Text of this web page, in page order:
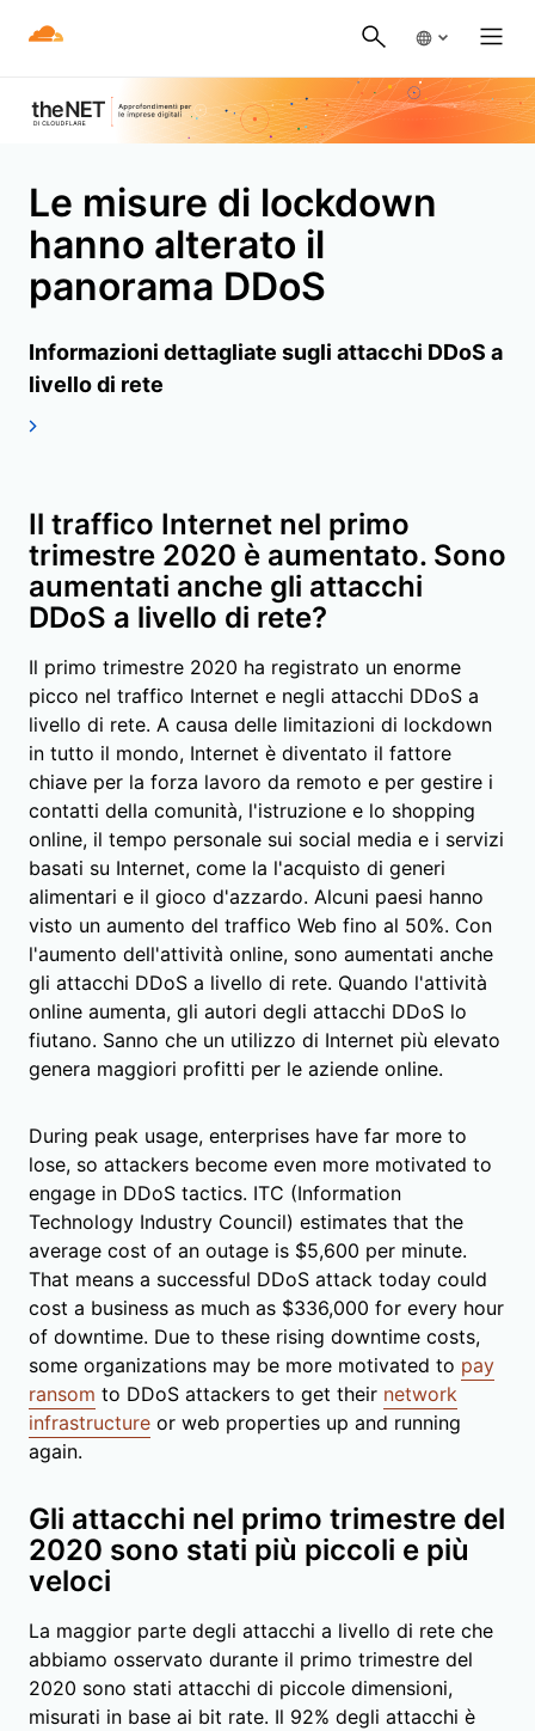
Le misure di lockdown
hanno alterato il
panorama DDoS
Informazioni dettagliate sugli attacchi DDoS a
livello di rete
Il traffico Internet nel primo
trimestre 2020 è aumentato. Sono
aumentati anche gli attacchi
DDoS a livello di rete?
Il primo trimestre 2020 ha registrato un enorme
picco nel traffico Internet e negli attacchi DDoS a
livello di rete. A causa delle limitazioni di lockdown
in tutto il mondo, Internet è diventato il fattore
chiave per la forza lavoro da remoto e per gestire i
contatti della comunità, l'istruzione e lo shopping
online, il tempo personale sui social media e i servizi
basati su Internet, come la l'acquisto di generi
alimentari e il gioco d'azzardo. Alcuni paesi hanno
visto un aumento del traffico Web fino al 50%. Con
l'aumento dell'attività online, sono aumentati anche
gli attacchi DDoS a livello di rete. Quando l'attività
online aumenta, gli autori degli attacchi DDoS lo
fiutano. Sanno che un utilizzo di Internet più elevato
genera maggiori profitti per le aziende online.
During peak usage, enterprises have far more to
lose, so attackers become even more motivated to
engage in DDoS tactics. ITC (Information
Technology Industry Council) estimates that the
average cost of an outage is $5,600 per minute.
That means a successful DDoS attack today could
cost a business as much as $336,000 for every hour
of downtime. Due to these rising downtime costs,
some organizations may be more motivated to pay
ransom to DDoS attackers to get their network
infrastructure or web properties up and running
again.
Gli attacchi nel primo trimestre del
2020 sono stati più piccoli e più
veloci
La maggior parte degli attacchi a livello di rete che
abbiamo osservato durante il primo trimestre del
2020 sono stati attacchi di piccole dimensioni,
misurati in base ai bit rate. Il 92% degli attacchi è